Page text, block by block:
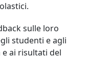
sulle loro
studenti e agli
ai risultati del